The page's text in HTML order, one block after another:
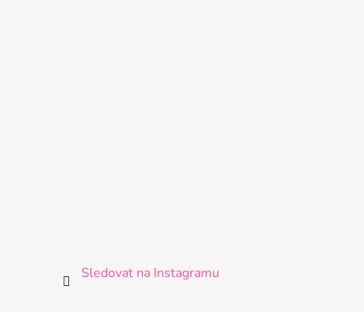
Sledovat na Instagramu